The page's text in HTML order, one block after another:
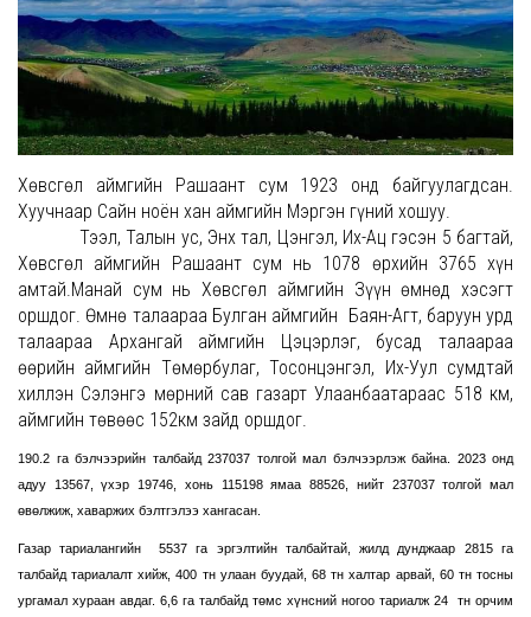
Хөвсгөл аймгийн Рашаант сум 1923 онд байгуулагдсан.
Хуучнаар Сайн ноён хан аймгийн Мэргэн гүний хошуу.
Тээл, Талын ус, Энх тал, Цэнгэл, Их-Ац гэсэн 5 багтай,
Хөвсгөл аймгийн Рашаант сум нь 1078 өрхийн 3765 хүн
амтай.Манай сум нь Хөвсгөл аймгийн Зүүн өмнөд хэсэгт
оршдог. Өмнө талаараа Булган аймгийн Баян-Агт, баруун урд
талаараа Архангай аймгийн Цэцэрлэг, бусад талаараа
өөрийн аймгийн Төмөрбулаг, Тосонцэнгэл, Их-Уул сумдтай
хиллэн Сэлэнгэ мөрний сав газарт Улаанбаатараас 518 км,
аймгийн төвөөс 152км зайд оршдог.
190.2 га бэлчээрийн талбайд 237037 толгой мал бэлчээрлэж байна. 2023 онд
адуу 13567, үхэр 19746, хонь 115198 ямаа 88526, нийт 237037 толгой мал
өвөлжиж, хаваржих бэлтгэлээ хангасан.
Газар тариалангийн 5537 га эргэлтийн талбайтай, жилд дунджаар 2815 га
талбайд тариалалт хийж, 400 тн улаан буудай, 68 тн халтар арвай, 60 тн тосны
ургамал хураан авдаг. 6,6 га талбайд төмс хүнсний ногоо тариалж 24 тн орчим